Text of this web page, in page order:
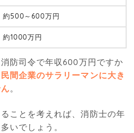
約500～600万円
約1000万円
防司令で年収600万円ですか
間企業のサラリーマンに大き
。
ことを考えれば、消防士の年
いでしょう。